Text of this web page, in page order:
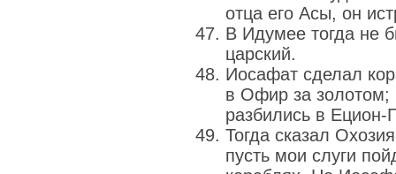
отца его Асы, он
В Идумее тогда не
царский.
Иосафат сделал
в Офир за
разбились в
Тогда сказал
пусть мои слуги